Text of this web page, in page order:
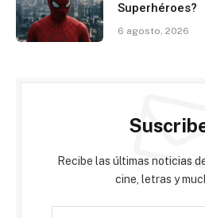
Superhéroes?
6 agosto, 2026
Recibe las últimas noticias
cine, letras y